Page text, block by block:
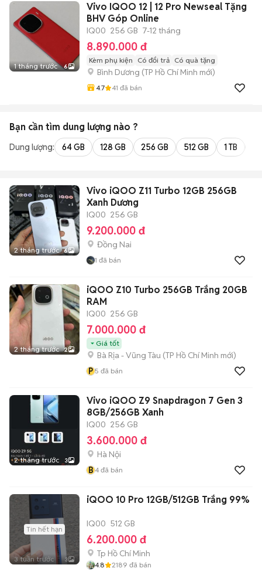
1 tháng trước 6
Vivo IQOO 12 | 12 Pro Newseal Tặng
BHV Góp Online
IQ00 256 GB 7-12 tháng
8.890.000 đ
Kèm phụ kiện Có đổi trả Có quà tặng
Bình Dương (TP Hồ Chí Minh mới)
4.7 41 đã bán
Bạn cần tìm dung lượng nào ?
Dung lượng: 64 GB 128 GB 256 GB 512 GB 1 TB
2 tháng trước 6
Vivo iQOO Z11 Turbo 12GB 256GB
Xanh Dương
IQ00 256 GB
9.200.000 đ
Đồng Nai
1 đã bán
2 tháng trước 2
iQOO Z10 Turbo 256GB Trắng 20GB
RAM
IQ00 256 GB
7.000.000 đ
Giá tốt
Bà Rịa - Vũng Tàu (TP Hồ Chí Minh mới)
P 5 đã bán
2 tháng trước 3
Vivo iQOO Z9 Snapdragon 7 Gen 3
8GB/256GB Xanh
IQ00 256 GB
3.600.000 đ
Hà Nội
B4 đã bán
Tin hết hạn
3 tuần trước 3
iQOO 10 Pro 12GB/512GB Trắng 99%
IQ00 512 GB
6.200.000 đ
Tp Hồ Chí Minh
4.8 2189 đã bán